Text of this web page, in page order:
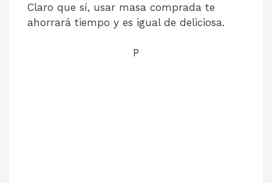
Claro que sí, usar masa comprada te
ahorrará tiempo y es igual de deliciosa.
P